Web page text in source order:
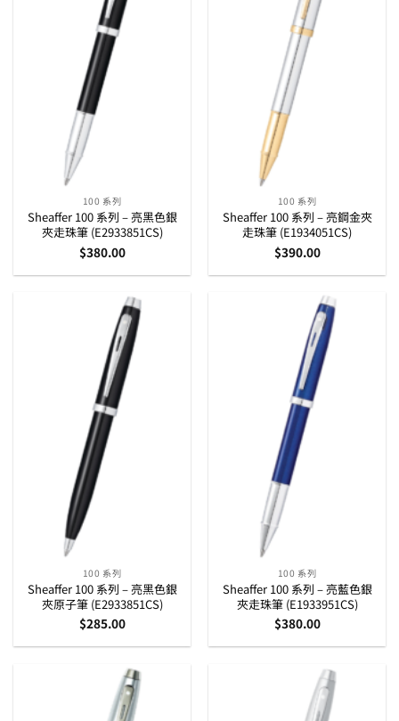
100 系列
Sheaffer 100 系列 – 亮黑色銀
夾走珠筆 (E2933851CS)
$380.00
100 系列
Sheaffer 100 系列 – 亮鋼金夾
走珠筆 (E1934051CS)
$390.00
100 系列
Sheaffer 100 系列 – 亮黑色銀
夾原子筆 (E2933851CS)
$285.00
100 系列
Sheaffer 100 系列 – 亮藍色銀
夾走珠筆 (E1933951CS)
$380.00